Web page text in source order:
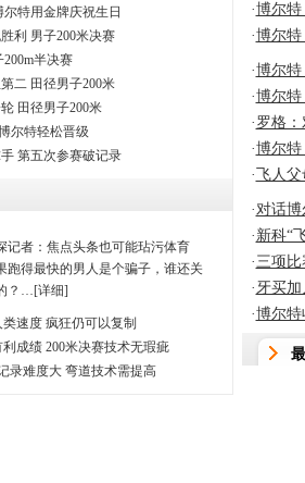
特用金牌庆祝生日
利 男子200米决赛
半决赛
二 田径男子200米
田径男子200米
尔特轻松晋级
第五次参赛破记录
记者：焦点头条也可能玷污体育
跑得最快的男人是个骗子，谁还关
？…[详细]
速度 疯狂仍可以复制
成绩 200米决赛技术无瑕疵
录难度大 弯道技术需提高
·博尔特
·博尔特
·博尔特
·博尔特
· 罗格
·博尔特
· 飞人
·对话博
· 新科“
·三项比
· 牙买
·博尔特